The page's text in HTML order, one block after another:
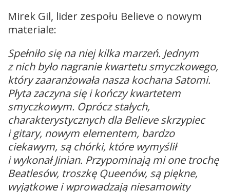
Mirek Gil, lider zespołu Believe o nowym
materiale:
Spełniło się na niej kilka marzeń. Jednym
z nich było nagranie kwartetu smyczkowego,
który zaaranżowała nasza kochana Satomi.
Płyta zaczyna się i kończy kwartetem
smyczkowym. Oprócz stałych,
charakterystycznych dla Believe skrzypiec
i gitary, nowym elementem, bardzo
ciekawym, są chórki, które wymyślił
i wykonał Jinian. Przypominają mi one trochę
Beatlesów, troszkę Queenów, są piękne,
wyjątkowe i wprowadzają niesamowity